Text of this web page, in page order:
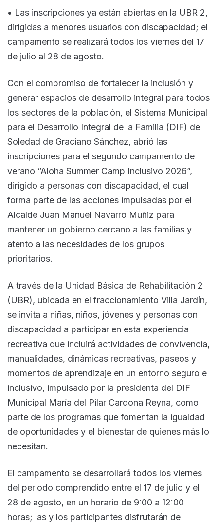
• Las inscripciones ya están abiertas en la UBR 2,
dirigidas a menores usuarios con discapacidad; el
campamento se realizará todos los viernes del 17
de julio al 28 de agosto.
Con el compromiso de fortalecer la inclusión y
generar espacios de desarrollo integral para todos
los sectores de la población, el Sistema Municipal
para el Desarrollo Integral de la Familia (DIF) de
Soledad de Graciano Sánchez, abrió las
inscripciones para el segundo campamento de
verano “Aloha Summer Camp Inclusivo 2026”,
dirigido a personas con discapacidad, el cual
forma parte de las acciones impulsadas por el
Alcalde Juan Manuel Navarro Muñiz para
mantener un gobierno cercano a las familias y
atento a las necesidades de los grupos
prioritarios.
A través de la Unidad Básica de Rehabilitación 2
(UBR), ubicada en el fraccionamiento Villa Jardín,
se invita a niñas, niños, jóvenes y personas con
discapacidad a participar en esta experiencia
recreativa que incluirá actividades de convivencia,
manualidades, dinámicas recreativas, paseos y
momentos de aprendizaje en un entorno seguro e
inclusivo, impulsado por la presidenta del DIF
Municipal María del Pilar Cardona Reyna, como
parte de los programas que fomentan la igualdad
de oportunidades y el bienestar de quienes más lo
necesitan.
El campamento se desarrollará todos los viernes
del periodo comprendido entre el 17 de julio y el
28 de agosto, en un horario de 9:00 a 12:00
horas; las y los participantes disfrutarán de